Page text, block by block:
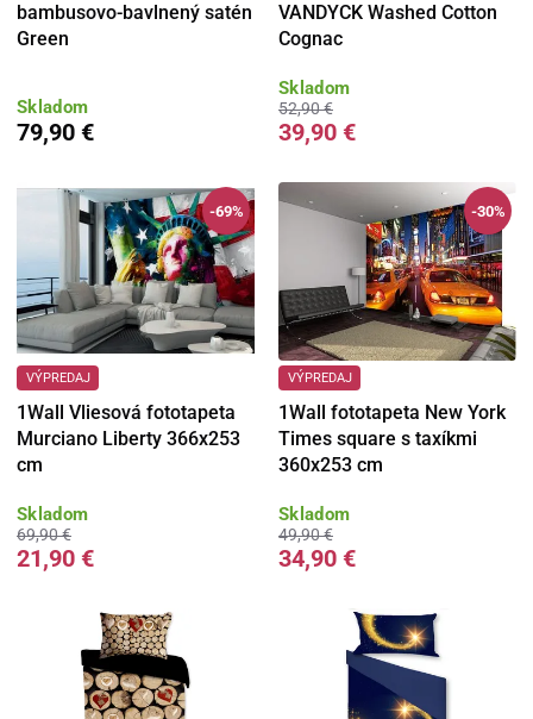
bambusovo-bavlnený satén
Green
Skladom
79,90 €
VANDYCK Washed Cotton
Cognac
Skladom
52,90 €
39,90 €
-69%
VÝPREDAJ
1Wall Vliesová fototapeta
Murciano Liberty 366x253
cm
Skladom
69,90 €
21,90 €
-30%
VÝPREDAJ
1Wall fototapeta New York
Times square s taxíkmi
360x253 cm
Skladom
49,90 €
34,90 €